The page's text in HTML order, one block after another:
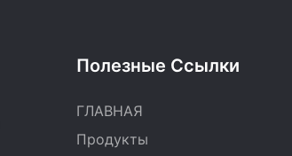
Полезные Ссылки
ГЛАВНАЯ
Продукты